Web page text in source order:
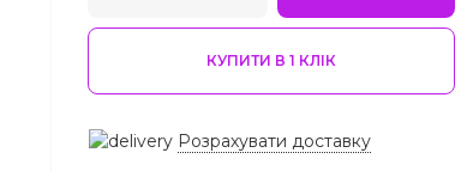
КУПИТИ В 1 КЛIК
Розрахувати доставку